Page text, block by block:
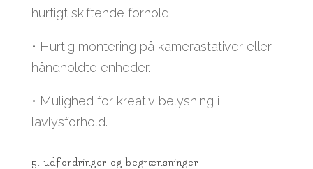
hurtigt skiftende forhold.
• Hurtig montering på kamerastativer eller
håndholdte enheder.
• Mulighed for kreativ belysning i
lavlysforhold.
5. udfordringer og begrænsninger